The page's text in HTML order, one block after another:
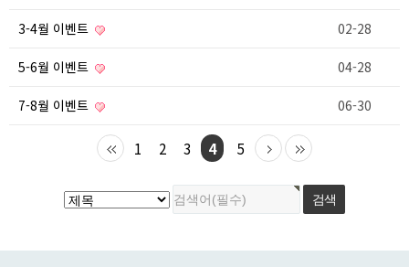
3-4월 이벤트 02-28
5-6월 이벤트 04-28
7-8월 이벤트 06-30
1 2 3 4 5